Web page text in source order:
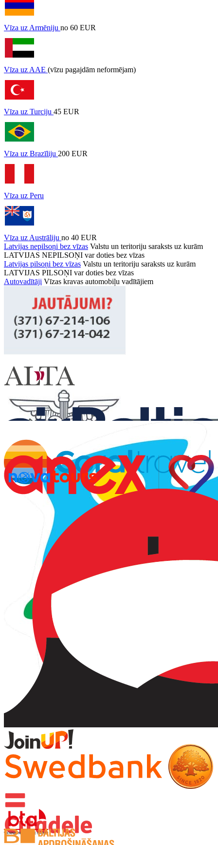
Vīza uz Armēniju no 60 EUR
Vīza uz AAE (vīzu pagajdām neformējam)
Vīza uz Turciju 45 EUR
Vīza uz Brazīliju 200 EUR
Vīza uz Peru
Vīza uz Austrāliju no 40 EUR
Latvijas nepilsoņi bez vīzas Valstu un teritoriju saraksts uz kurām
LATVIJAS NEPILSOŅI var doties bez vīzas
Latvijas pilsoņi bez vīzas Valstu un teritoriju saraksts uz kurām
LATVIJAS PILSOŅI var doties bez vīzas
Autovadītāji Vīzas kravas automobiļu vadītājiem